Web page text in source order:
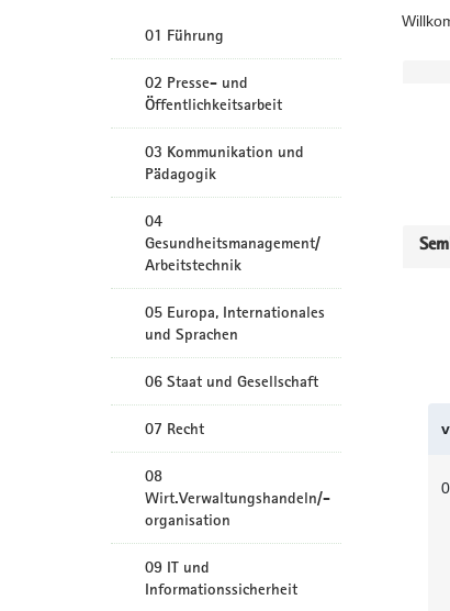
01 Führung
02 Presse- und
Öffentlichkeitsarbeit
03 Kommunikation und
Pädagogik
04
Gesundheitsmanagement/
Arbeitstechnik
05 Europa, Internationales
und Sprachen
06 Staat und Gesellschaft
07 Recht
08
Wirt.Verwaltungshandeln/-
organisation
09 IT und
Informationssicherheit